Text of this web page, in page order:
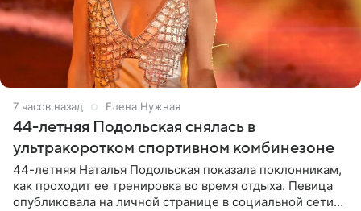
7 часов назад Елена Нужная
44-летняя Подольская снялась в
ультракоротком спортивном комбинезоне
44-летняя Наталья Подольская показала поклонникам,
как проходит ее тренировка во время отдыха. Певица
опубликовала на личной странице в социальной сети